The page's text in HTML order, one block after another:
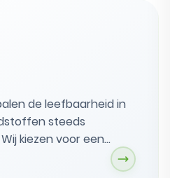
keuzes maken we
de leefbaarheid in
steeds
kiezen voor een
hergebruik, reparatie en